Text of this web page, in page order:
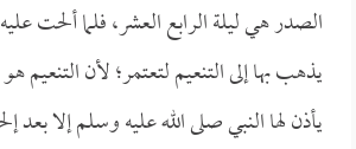
الصدر هي ليلة الرابع العشر، فلما ألحت
يذهب بها إلى التنعيم لتعتمر؛ لأن التنعيم
يأذن لها النبي صلى الله عليه وسلم إلا بعد